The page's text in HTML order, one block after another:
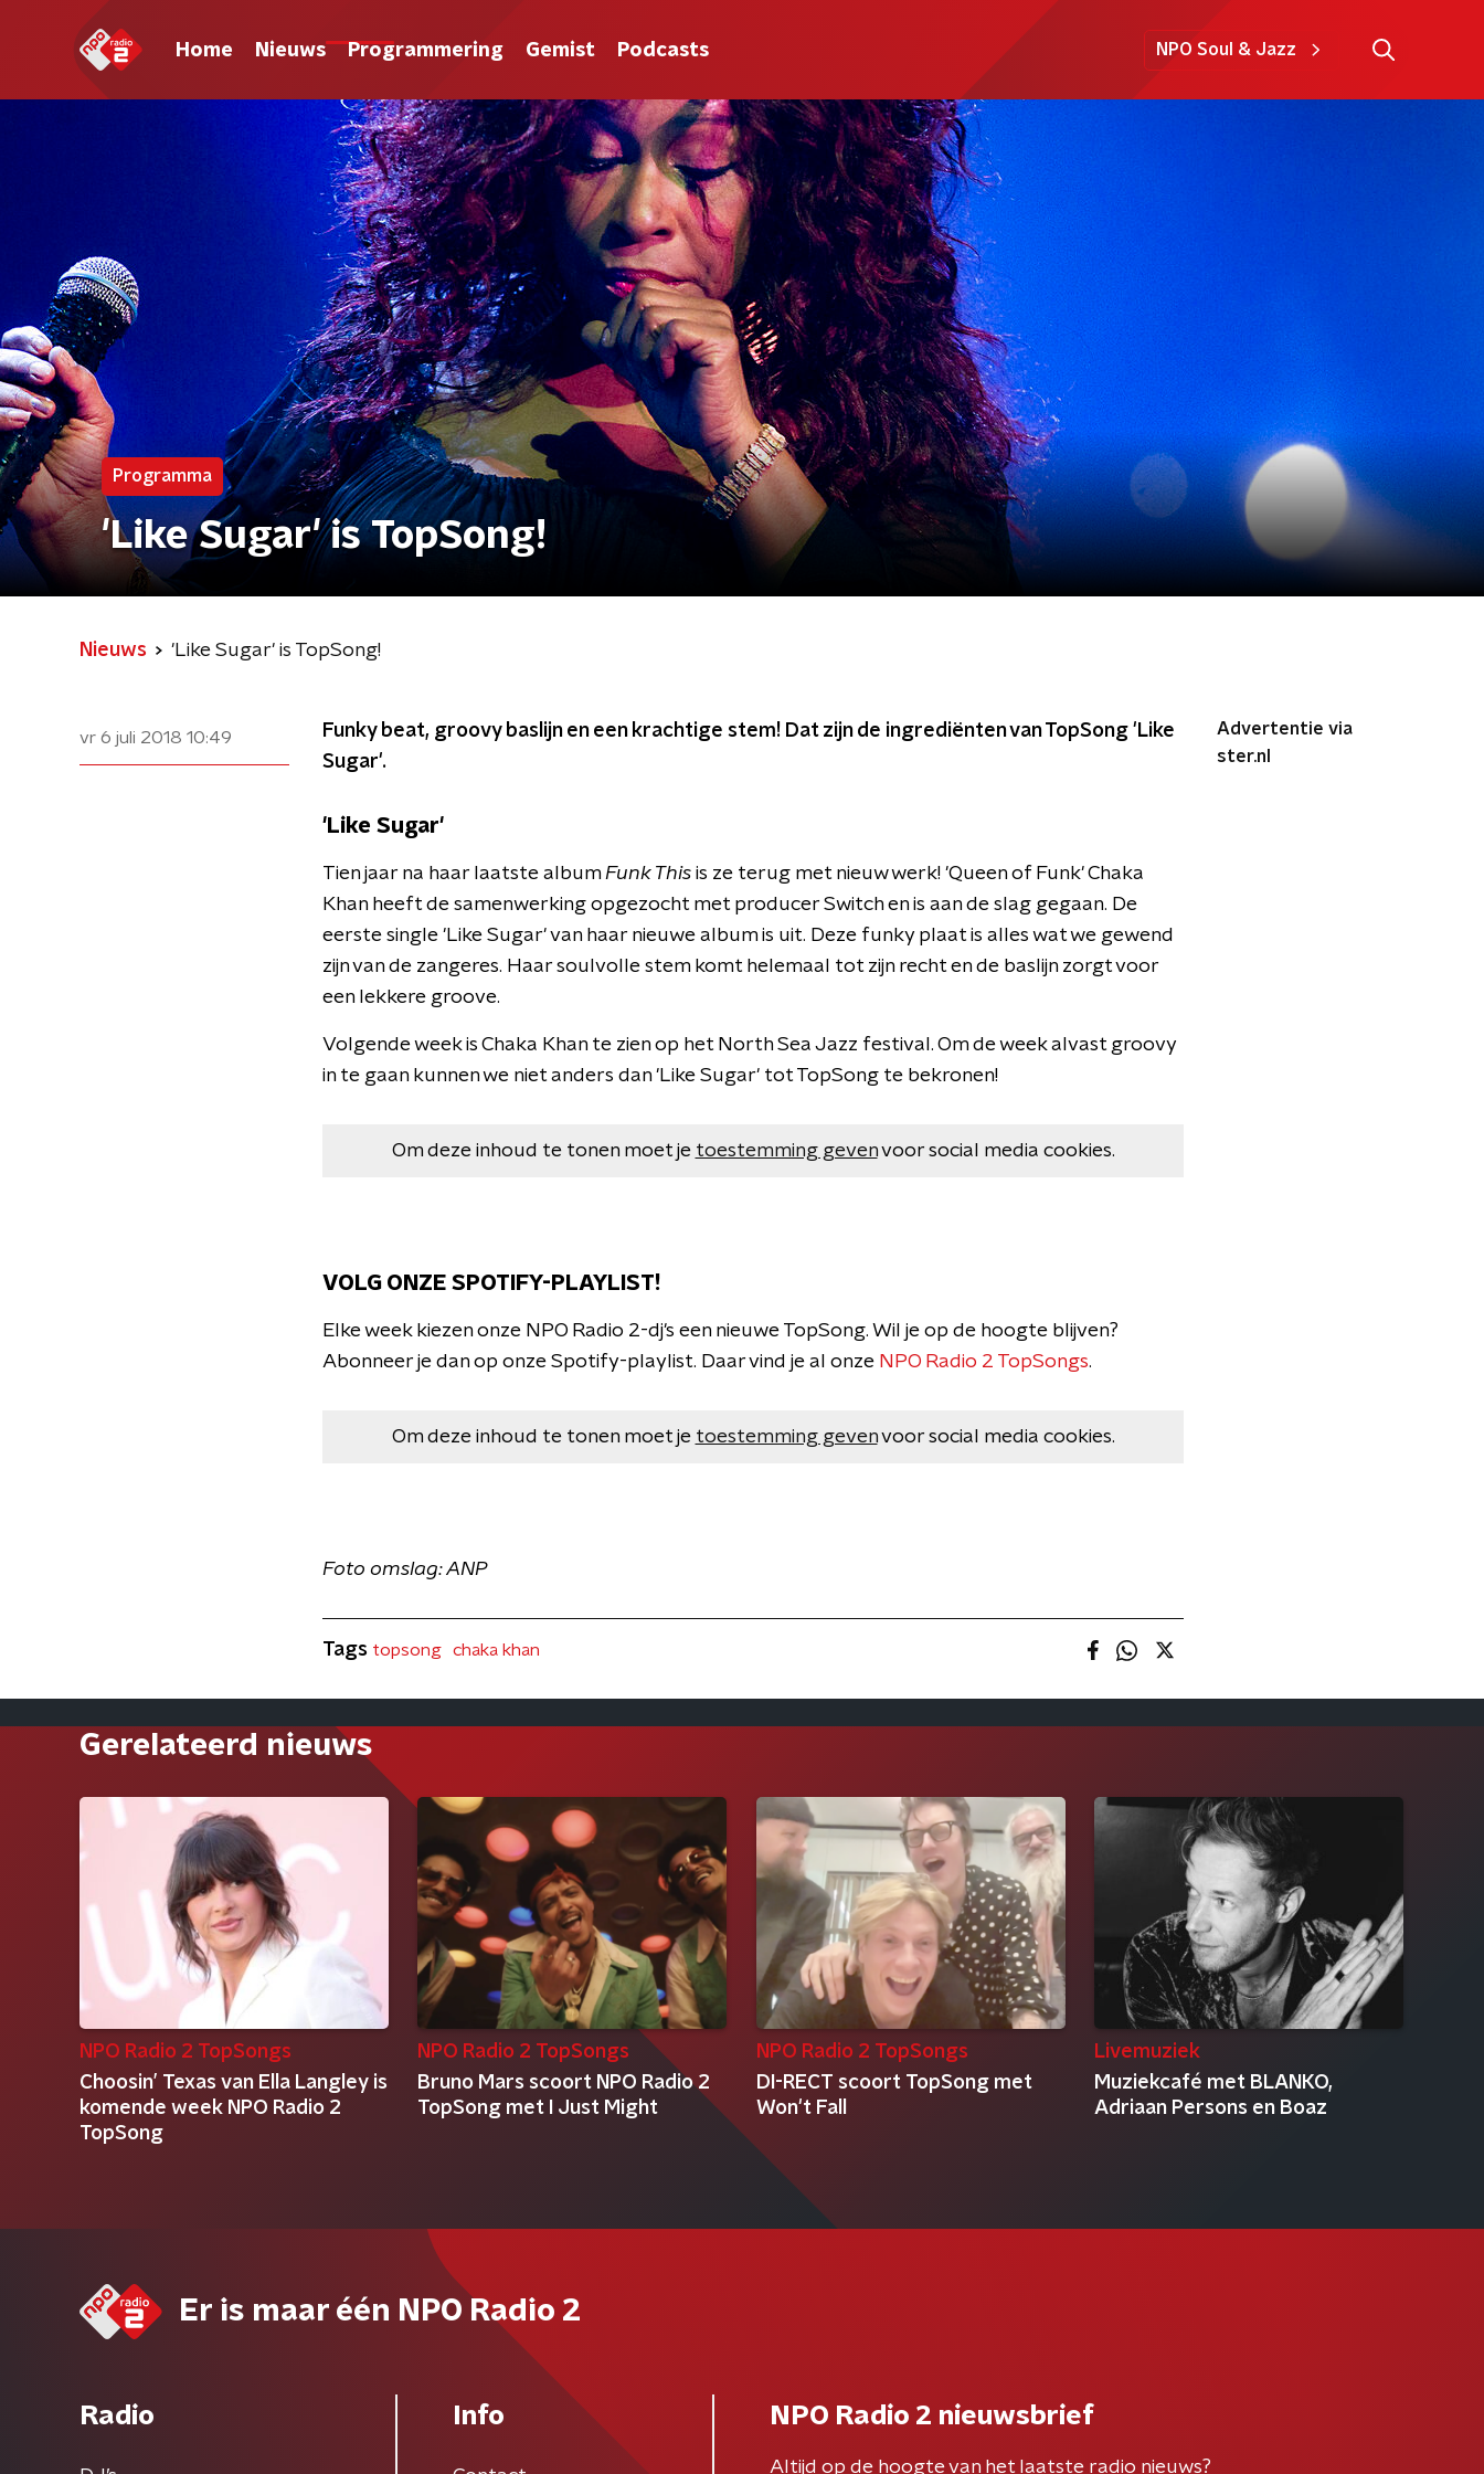
Home Nieuws Programmering Gemist Podcasts NPO Soul & Jazz
Programma
'Like Sugar' is TopSong!
Nieuws 'Like Sugar' is TopSong!
vr 6 juli 2018 10:49
Funky beat, groovy baslijn en een krachtige stem! Dat zijn de ingrediënten van TopSong 'Like
Sugar'.
'Like Sugar'
Tien jaar na haar laatste albumFunk This is ze terug met nieuw werk! 'Queen of Funk' Chaka
Khan heeft de samenwerking opgezocht met producer Switch en is aan de slag gegaan. De
eerste single 'Like Sugar' van haar nieuwe album is uit. Deze funky plaat is alles wat we gewend
zijn van de zangeres. Haar soulvolle stem komt helemaal tot zijn recht en de baslijn zorgt voor
een lekkere groove.
Volgende week is Chaka Khan te zien op het North Sea Jazz festival. Om de week alvast groovy
in te gaan kunnen we niet anders dan 'Like Sugar' tot TopSong te bekronen!
Om deze inhoud te tonen moet je toestemming gevenvoor social media cookies.
VOLG ONZE SPOTIFY-PLAYLIST!
Elke week kiezen onze NPO Radio 2-dj's een nieuwe TopSong. Wil je op de hoogte blijven?
Abonneer je dan op onze Spotify-playlist. Daar vind je al onze NPO Radio 2 TopSongs.
Om deze inhoud te tonen moet je toestemming gevenvoor social media cookies.
Foto omslag: ANP
Advertentie via
ster.nl
Tags topsong chaka khan
Gerelateerd nieuws
NPO Radio 2 TopSongs
Choosin’ Texas van Ella Langley is
komende week NPO Radio 2
TopSong
NPO Radio 2 TopSongs
Bruno Mars scoort NPO Radio 2
TopSong met I Just Might
NPO Radio 2 TopSongs
DI-RECT scoort TopSong met
Won't Fall
Livemuziek
Muziekcafé met BLANKO,
Adriaan Persons en Boaz
Er is maar één NPO Radio 2
Radio Info NPO Radio 2 nieuwsbrief
Altijd op de hoogte van het laatste radio nieuws?